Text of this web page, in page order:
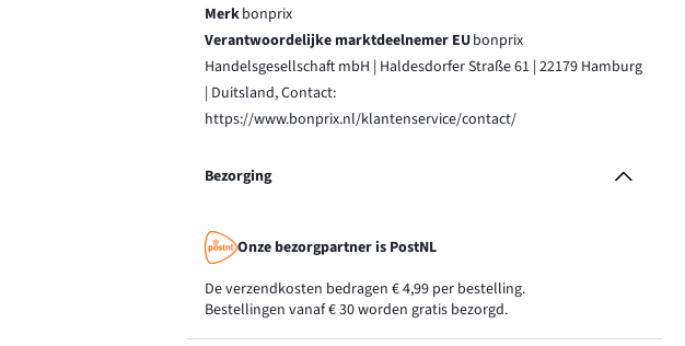
Merkbonprix
Verantwoordelijke marktdeelnemer EUbonprix
Handelsgesellschaft mbH | Haldesdorfer Straße 61 | 22179 Hamburg
| Duitsland, Contact:
https://www.bonprix.nl/klantenservice/contact/
Bezorging
Onze bezorgpartner is PostNL
De verzendkosten bedragen € 4,99 per bestelling.
Bestellingen vanaf € 30 worden gratis bezorgd.